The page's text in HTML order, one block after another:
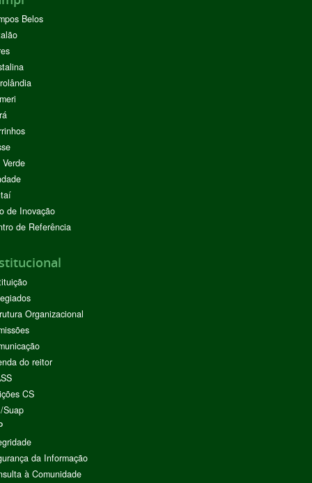
Belos
de Inovação
de Referência
Organizacional
do reitor
CS
Suap
da Informação
à Comunidade